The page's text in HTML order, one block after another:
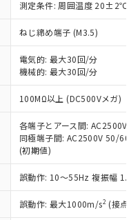
測定条件: 周囲温度 20±2℃、
ねじ締め端子 (M3.5)
電気的: 最大30回/分
機械的: 最大30回/分
100MΩ以上 (DC500Vメガ)
各端子とアース間: AC2500V
同極端子間: AC2500V 50/
(初期値)
誤動作: 10～55Hz 複振幅
誤動作: 最大1000m/s2 (接点
き、同意のうえ
制御機器事業取扱
および標準価格
ただくもので
扱商品の中には、
となる商品もある
い。
格照会結果は、
時点での社内デー
るものであり、閲
際の在庫および標
令（10物質）の
対応品を出す予
または確認中の
ど無形物で、有
品です。
含有部品として
した場合などや
ります。
1000ppm以下、 カド
率が中国RoHSの
ます。
率が中国RoHSの
示します。
販売部門へお問
：
、 Cd(カドミウ
製品のうち、外国
に定める商品
という）を輸出
する場合は、日本
たは役務取引許